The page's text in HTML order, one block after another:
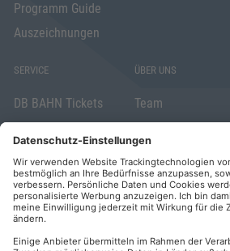
Programm Guide
Auszeichnungen
SERVICE
DB BAHN Tickets
Veranstaltungsunterlagen
Widerrufsrecht
für Verbraucher
Elektronischer
Geschäftsverkehr
ÜBER UNS
Team
Die AKADEMIE
HERKERT
FORUM VERLAG
HERKERT
Kontakt